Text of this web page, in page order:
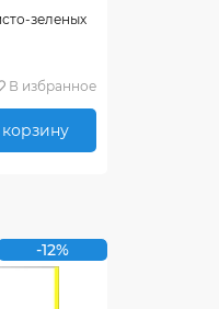
зеленых
В избранное
-12%